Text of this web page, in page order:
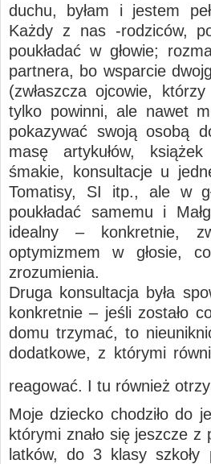
duchu, byłam i jestem
Każdy z nas -rodziców,
poukładać w głowie;
partnera, bo wsparcie
(zwłaszcza ojcowie,
tylko powinni, ale nawet
pokazywać swoją osobą
masę artykułów,
śmakie, konsultacje u
Tomatisy, SI itp., ale w
poukładać samemu i
idealny – konkretnie,
optymizmem w głosie,
zrozumienia.
Druga konsultacja była
konkretnie – jeśli zostało
domu trzymać, to
dodatkowe, z którymi
reagować. I tu również
Moje dziecko chodziło do
którymi znało się jeszcze
latków, do 3 klasy